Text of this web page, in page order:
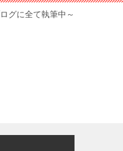
グに全て執筆中～